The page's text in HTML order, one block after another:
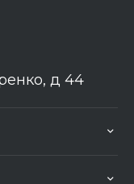
д 44